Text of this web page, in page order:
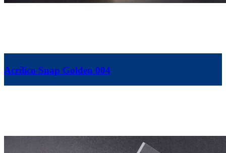
Acrílico Snap Golden 004